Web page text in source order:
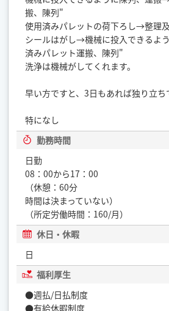
搬、陳列"
使用済みパレットの荷下ろし→整理
シールはがし→機械に投入できるよ
済みパレット運搬、陳列"
洗浄は機械がしてくれます。
早い方ですと、3日もあれば独り立ち
特になし
勤務時間
日勤
08：00から17：00
（休憩：60分
時間は決まっていない）
（所定労働時間：160/月）
休日・休暇
日
福利厚生
●週払/日払制度
●有給休暇制度